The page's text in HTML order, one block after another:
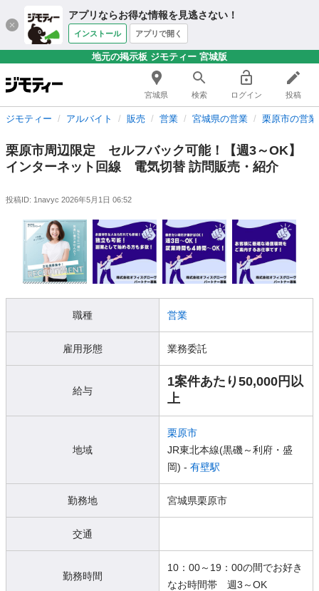
アプリならお得な情報を見逃さない！
インストール アプリで開く
地元の掲示板 ジモティー 宮城版
宮城県 検索 ログイン 投稿
ジモティー アルバイト 販売 営業 宮城県の営業 栗原市の営業
栗原市周辺限定 セルフバック可能！【週3～OK】
インターネット回線 電気切替 訪問販売・紹介
投稿ID: 1navyc 2026年5月1日 06:52
職種 営業
雇用形態 業務委託
給与
1案件あたり50,000円以
上
地域
栗原市
JR東北本線(黒磯～利府・盛
岡) - 有壁駅
勤務地 宮城県栗原市
交通
勤務時間
10：00～19：00の間でお好き
なお時間帯 週3～OK